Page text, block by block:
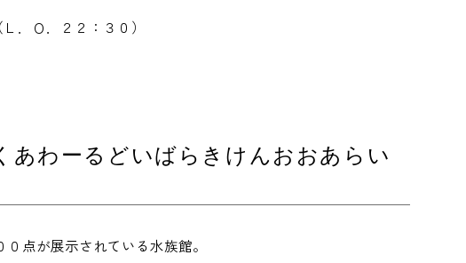
．Ｏ．２２：３０）
あわーるどいばらきけんおおあらい
点が展示されている水族館。